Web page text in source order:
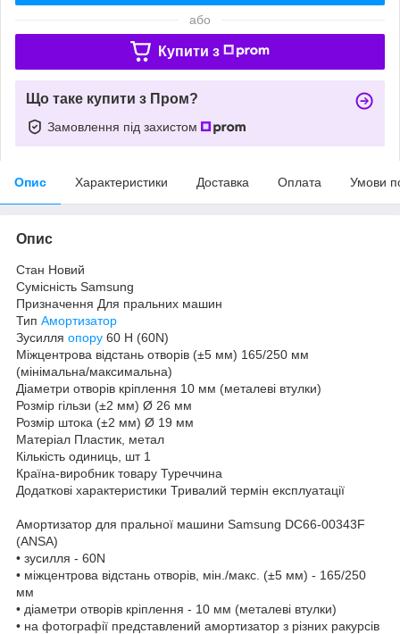
або
Купити з
Що таке купити з Пром?
Замовлення під захистом
Опис Характеристики Доставка Оплата Умови
Опис
Стан Новий
Сумісність Samsung
Призначення Для пральних машин
Тип Амортизатор
Зусилля опору 60 Н (60N)
Міжцентрова відстань отворів (±5 мм) 165/250 мм
(мінімальна/максимальна)
Діаметри отворів кріплення 10 мм (металеві втулки)
Розмір гільзи (±2 мм) Ø 26 мм
Розмір штока (±2 мм) Ø 19 мм
Матеріал Пластик, метал
Кількість одиниць, шт 1
Країна-виробник товару Туреччина
Додаткові характеристики Тривалий термін експлуатації
Амортизатор для пральної машини Samsung DC66-00343F
(ANSA)
• зусилля - 60N
• міжцентрова відстань отворів, мін./макс. (±5 мм) - 165/250
мм
• діаметри отворів кріплення - 10 мм (металеві втулки)
• на фотографії представлений амортизатор з різних ракурсів